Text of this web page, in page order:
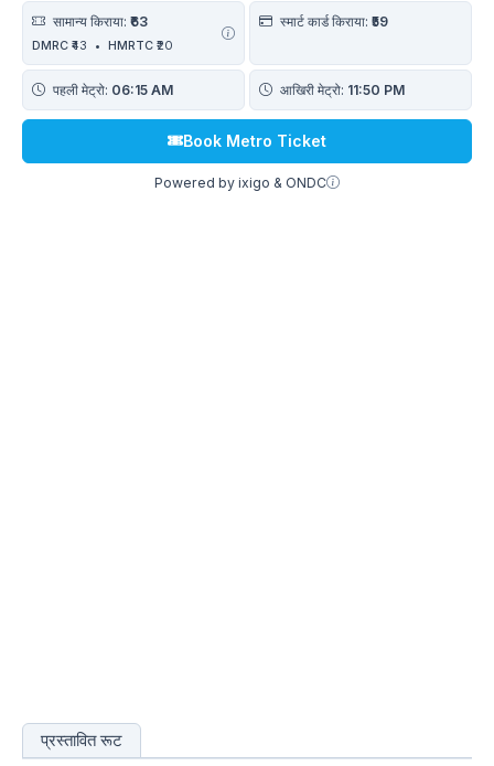
सामान्य किराया: ₹63
DMRC ₹43 • HMRTC ₹20
स्मार्ट कार्ड किराया: ₹59
पहली मेट्रो: 06:15 AM आखिरी मेट्रो: 11:50 PM
Book Metro Ticket
Powered by ixigo & ONDC
प्रस्तावित रूट